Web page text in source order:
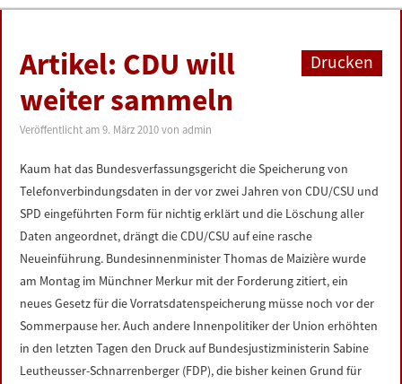
BUNDESTAG
PRESSE
ZUR PERSON
LINKS
DATENSCHUTZERKLÄRUNG
IMPRESSUM
Drucken
Artikel: CDU will
weiter sammeln
Veröffentlicht am9. März 2010 vonadmin
Kaum hat das Bundesverfassungsgericht die Speicherung von
Telefonverbindungsdaten in der vor zwei Jahren von CDU/CSU und
SPD eingeführten Form für nichtig erklärt und die Löschung aller
Daten angeordnet, drängt die CDU/CSU auf eine rasche
Neueinführung. Bundesinnenminister Thomas de Maizière wurde
am Montag im Münchner Merkur mit der Forderung zitiert, ein
neues Gesetz für die Vorratsdatenspeicherung müsse noch vor der
Sommerpause her. Auch andere Innenpolitiker der Union erhöhten
in den letzten Tagen den Druck auf Bundesjustizministerin Sabine
Leutheusser-Schnarrenberger (FDP), die bisher keinen Grund für